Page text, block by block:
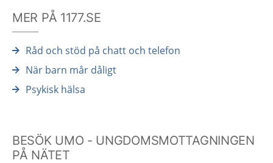
MER PÅ 1177.SE
Råd och stöd på chatt och telefon
När barn mår dåligt
Psykisk hälsa
BESÖK UMO - UNGDOMSMOTTAGNINGEN
PÅ NÄTET